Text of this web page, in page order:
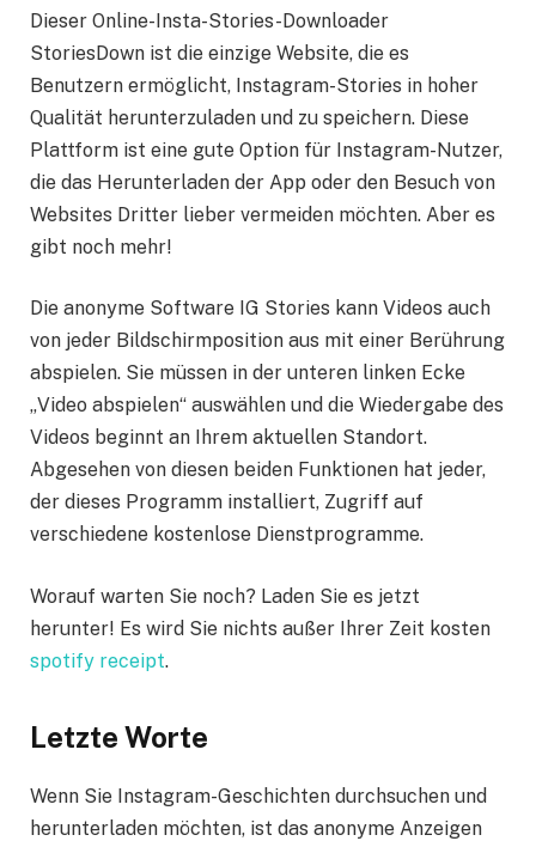
Dieser Online-Insta-Stories-Downloader
StoriesDown ist die einzige Website, die es
Benutzern ermöglicht, Instagram-Stories in hoher
Qualität herunterzuladen und zu speichern. Diese
Plattform ist eine gute Option für Instagram-Nutzer,
die das Herunterladen der App oder den Besuch von
Websites Dritter lieber vermeiden möchten. Aber es
gibt noch mehr!
Die anonyme Software IG Stories kann Videos auch
von jeder Bildschirmposition aus mit einer Berührung
abspielen. Sie müssen in der unteren linken Ecke
„Video abspielen“ auswählen und die Wiedergabe des
Videos beginnt an Ihrem aktuellen Standort.
Abgesehen von diesen beiden Funktionen hat jeder,
der dieses Programm installiert, Zugriff auf
verschiedene kostenlose Dienstprogramme.
Worauf warten Sie noch? Laden Sie es jetzt
herunter! Es wird Sie nichts außer Ihrer Zeit kosten
spotify receipt.
Letzte Worte
Wenn Sie Instagram-Geschichten durchsuchen und
herunterladen möchten, ist das anonyme Anzeigen